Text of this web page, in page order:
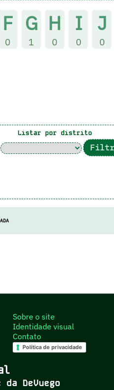
F
0
G
1
H
0
I
0
J
0
Listar por distrito
Sobre o site
Identidade visual
Contato
Política de privacidade
DeVuego